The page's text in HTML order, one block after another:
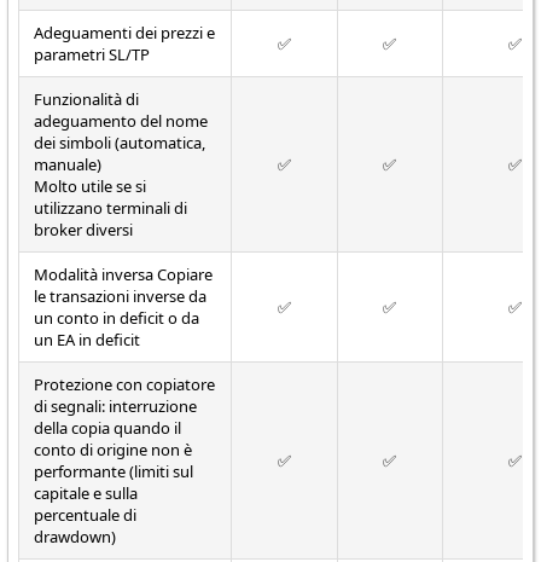
Adeguamenti dei prezzi e
parametri SL/TP
✅ ✅ ✅
Funzionalità di
adeguamento del nome
dei simboli (automatica,
manuale)
Molto utile se si
utilizzano terminali di
broker diversi
✅ ✅ ✅
Modalità inversa Copiare
le transazioni inverse da
un conto in deficit o da
un EA in deficit
✅ ✅ ✅
Protezione con copiatore
di segnali: interruzione
della copia quando il
conto di origine non è
performante (limiti sul
capitale e sulla
percentuale di
drawdown)
✅ ✅ ✅